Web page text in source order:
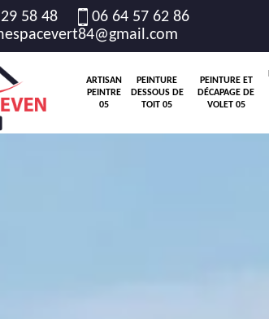
58 48
06 64 57 62 86
ARTISAN
PEINTRE
05
PEINTURE
DESSOUS DE
TOIT 05
PEINTURE ET
DÉCAPAGE DE
VOLET 05